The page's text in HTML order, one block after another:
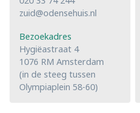
zuid@odensehuis.nl
Bezoekadres
Hygiëastraat 4
1076 RM Amsterdam
(in de steeg tussen
Olympiaplein 58-60)